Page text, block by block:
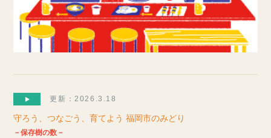
更新：2026.3.18
守ろう、つなごう、育てよう 福岡市のみどり
－保存樹の数－